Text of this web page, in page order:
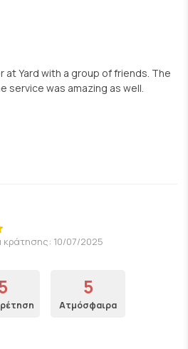
at Yard with a group of friends. The
service was amazing as well.
κράτησης: 10/07/2025
5
Ατμόσφαιρα